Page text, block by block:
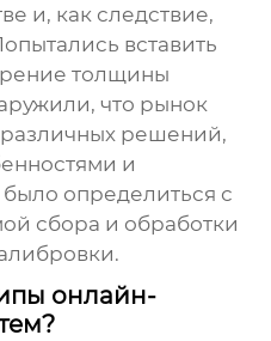
и, как следствие,
вставить
толщины
что рынок
решений,
и
определиться с
сбора и обработки
онлайн-